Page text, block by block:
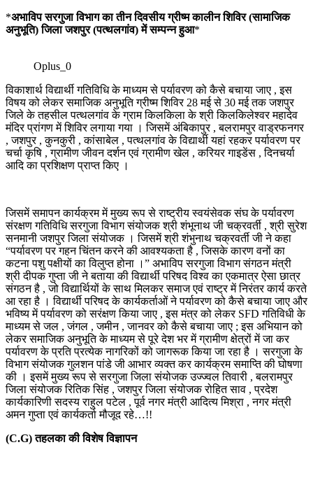
*अभाविप सरगुजा विभाग का तीन दिवसीय ग्रीष्म कालीन शिविर (सामाजिक
अनुभूति) जिला जशपुर (पत्थलगांव) में सम्पन्न हुआ*
Oplus_0
विकाशार्थ विद्यार्थी गतिविधि के माध्यम से पर्यावरण को कैसे बचाया जाए , इस
विषय को लेकर समाजिक अनुभूति ग्रीष्म शिविर 28 मई से 30 मई तक जशपुर
जिले के तहसील पत्थलगांव के ग्राम किलकिला के श्री किलकिलेश्वर महादेव
मंदिर प्रांगण में शिविर लगाया गया । जिसमें अंबिकापुर , बलरामपुर वाड्रफनगर
, जशपुर , कुनकुरी , कांसाबेल , पत्थलगांव के विद्यार्थी यहां रहकर पर्यावरण पर
चर्चा कृषि , ग्रामीण जीवन दर्शन एवं ग्रामीण खेल , करियर गाइडेंस , दिनचर्या
आदि का प्रशिक्षण प्राप्त किए ।
जिसमें समापन कार्यक्रम में मुख्य रूप से राष्ट्रीय स्वयंसेवक संघ के पर्यावरण
संरक्षण गतिविधि सरगुजा विभाग संयोजक श्री शंभूनाथ जी चक्रवर्ती , श्री सुरेश
सनमानी जशपुर जिला संयोजक । जिसमें श्री शंभुनाथ चक्रवर्ती जी ने कहा
“पर्यावरण पर गहन चिंतन करने की आवश्यकता है , जिसके कारण वनों का
कटना पशु पक्षीयों का विलुप्त होना ।” अभाविप सरगुजा विभाग संगठन मंत्री
श्री दीपक गुप्ता जी ने बताया की विद्यार्थी परिषद विश्व का एकमात्र ऐसा छात्र
संगठन है , जो विद्यार्थियों के साथ मिलकर समाज एवं राष्ट्र में निरंतर कार्य करते
आ रहा है । विद्यार्थी परिषद के कार्यकर्ताओं ने पर्यावरण को कैसे बचाया जाए और
भविष्य में पर्यावरण को सरंक्षण किया जाए , इस मंत्र को लेकर SFD गतिविधी के
माध्यम से जल , जंगल , जमीन , जानवर को कैसे बचाया जाए ; इस अभियान को
लेकर समाजिक अनुभूति के माध्यम से पूरे देश भर में ग्रामीण क्षेत्रों में जा कर
पर्यावरण के प्रति प्रत्येक नागरिकों को जागरूक किया जा रहा है । सरगुजा के
विभाग संयोजक गुलशन पांडे जी आभार व्यक्त कर कार्यक्रम समाप्ति की घोषणा
की । इसमें मुख्य रूप से सरगुजा जिला संयोजक उज्ज्वल तिवारी , बलरामपुर
जिला संयोजक रितिक सिंह , जशपुर जिला संयोजक रोहित साव , प्रदेश
कार्यकारिणी सदस्य राहुल पटेल , पूर्व नगर मंत्री आदित्य मिश्रा , नगर मंत्री
अमन गुप्ता एवं कार्यकर्ता मौजूद रहे…!!
(C.G) तहलका की विशेष विज्ञापन